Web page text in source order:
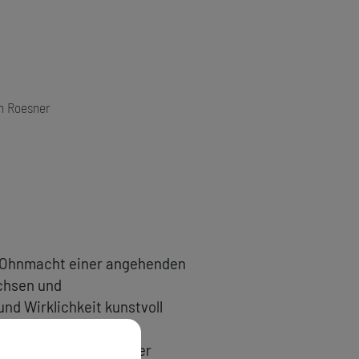
Roesner
einer angehenden
und
Wirklichkeit kunstvoll
führt ins Göttingen der